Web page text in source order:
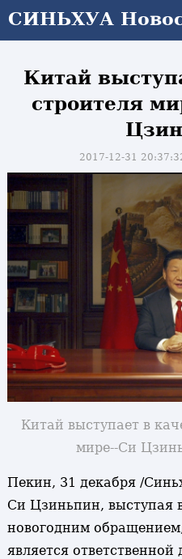
СИНЬХУА
Китай
строителя
2017-12-31
Китай выступает в
мире--Си
Пекин, 31 декабря /
Си Цзиньпин, выступая
новогодним
является